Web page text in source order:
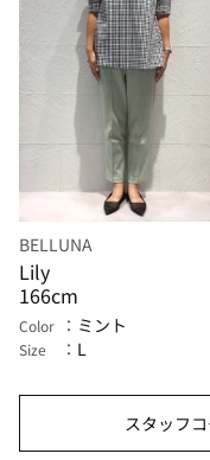
BELLUNA
Lily
166cm
Color ミント
Size L
スタッフ